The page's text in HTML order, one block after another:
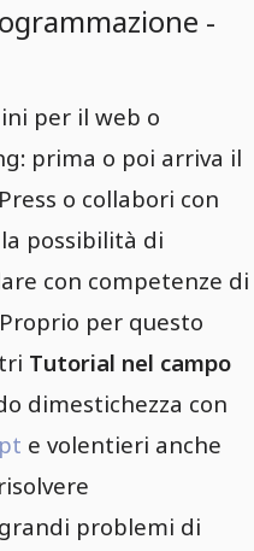
-
per il web o
prima o poi arriva il
o collabori con
possibilità di
con competenze di
per questo
Tutorial nel campo
dimestichezza con
e volentieri anche
problemi di